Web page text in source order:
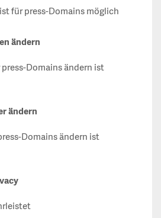
für press-Domains möglich
ändern
Domains ändern ist
ändern
Domains ändern ist